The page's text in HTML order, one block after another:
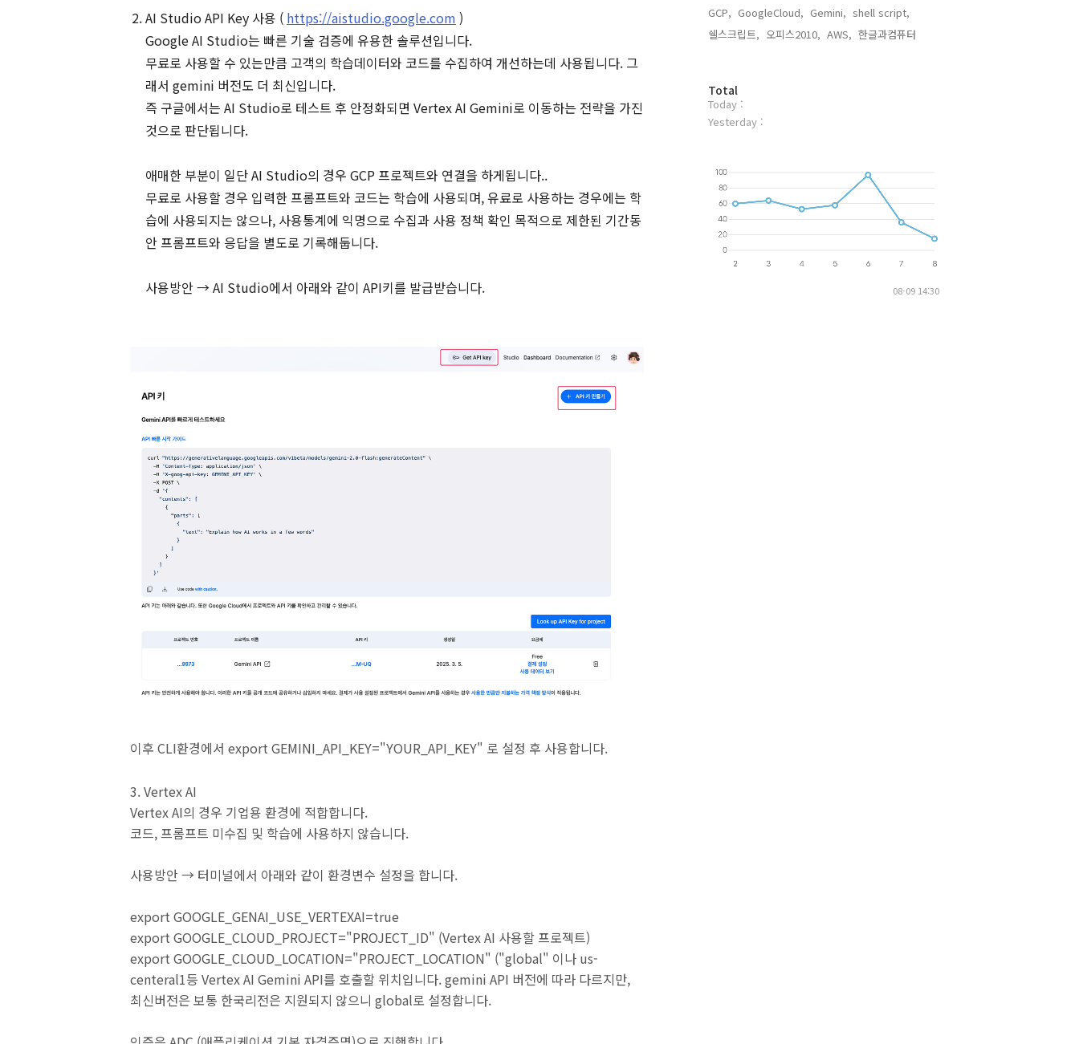
AI Studio API Key 사용 ( https://aistudio.google.com )
Google AI Studio는 빠른 기술 검증에 유용한 솔루션입니다.
무료로 사용할 수 있는만큼 고객의 학습데이터와 코드를 수집하여 개선하는데 사용됩니다. 그
래서 gemini 버전도 더 최신입니다.
즉 구글에서는 AI Studio로 테스트 후 안정화되면 Vertex AI Gemini로 이동하는 전략을 가진
것으로 판단됩니다.
애매한 부분이 일단 AI Studio의 경우 GCP 프로젝트와 연결을 하게됩니다..
무료로 사용할 경우 입력한 프롬프트와 코드는 학습에 사용되며, 유료로 사용하는 경우에는 학
습에 사용되지는 않으나, 사용통계에 익명으로 수집과 사용 정책 확인 목적으로 제한된 기간동
안 프롬프트와 응답을 별도로 기록해둡니다.
사용방안 → AI Studio에서 아래와 같이 API키를 발급받습니다.
이후 CLI환경에서 export GEMINI_API_KEY="YOUR_API_KEY" 로 설정 후 사용합니다.
3. Vertex AI
Vertex AI의 경우 기업용 환경에 적합합니다.
코드, 프롬프트 미수집 및 학습에 사용하지 않습니다.
사용방안 → 터미널에서 아래와 같이 환경변수 설정을 합니다.
export GOOGLE_GENAI_USE_VERTEXAI=true
export GOOGLE_CLOUD_PROJECT="PROJECT_ID" (Vertex AI 사용할 프로젝트)
export GOOGLE_CLOUD_LOCATION="PROJECT_LOCATION" ("global" 이나 us-
centeral1등 Vertex AI Gemini API를 호출할 위치입니다. gemini API 버전에 따라 다르지만,
최신버전은 보통 한국리전은 지원되지 않으니 global로 설정합니다.
GCP, GoogleCloud, Gemini, shell script,
쉘스크립트, 오피스2010, AWS, 한글과컴퓨터,
방
문
자
Total
Today :
Yesterday :
08-09 14:30